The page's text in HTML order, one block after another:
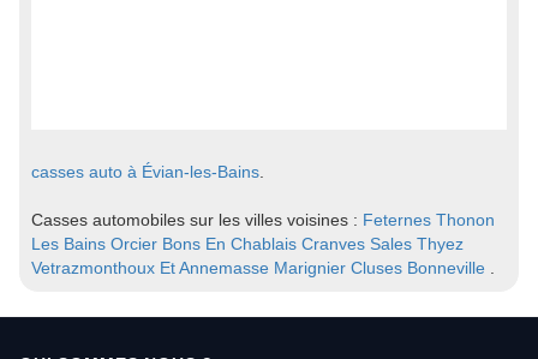
casses auto à Évian-les-Bains
Casses automobiles sur les villes voisines : Feternes Thonon
Les Bains Orcier Bons En Chablais Cranves Sales Thyez
Vetrazmonthoux Et Annemasse Marignier Cluses Bonneville